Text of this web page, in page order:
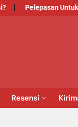
Pelepasan Untuk
Resensi